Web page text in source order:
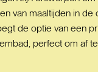
van maaltijden in
de optie van een
perfect om af